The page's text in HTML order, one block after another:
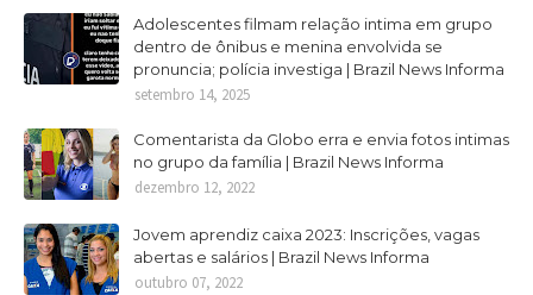
Adolescentes filmam relação intima em grupo
dentro de ônibus e menina envolvida se
pronuncia; polícia investiga | Brazil News Informa
setembro 14, 2025
Comentarista da Globo erra e envia fotos intimas
no grupo da família | Brazil News Informa
dezembro 12, 2022
Jovem aprendiz caixa 2023: Inscrições, vagas
abertas e salários | Brazil News Informa
outubro 07, 2022